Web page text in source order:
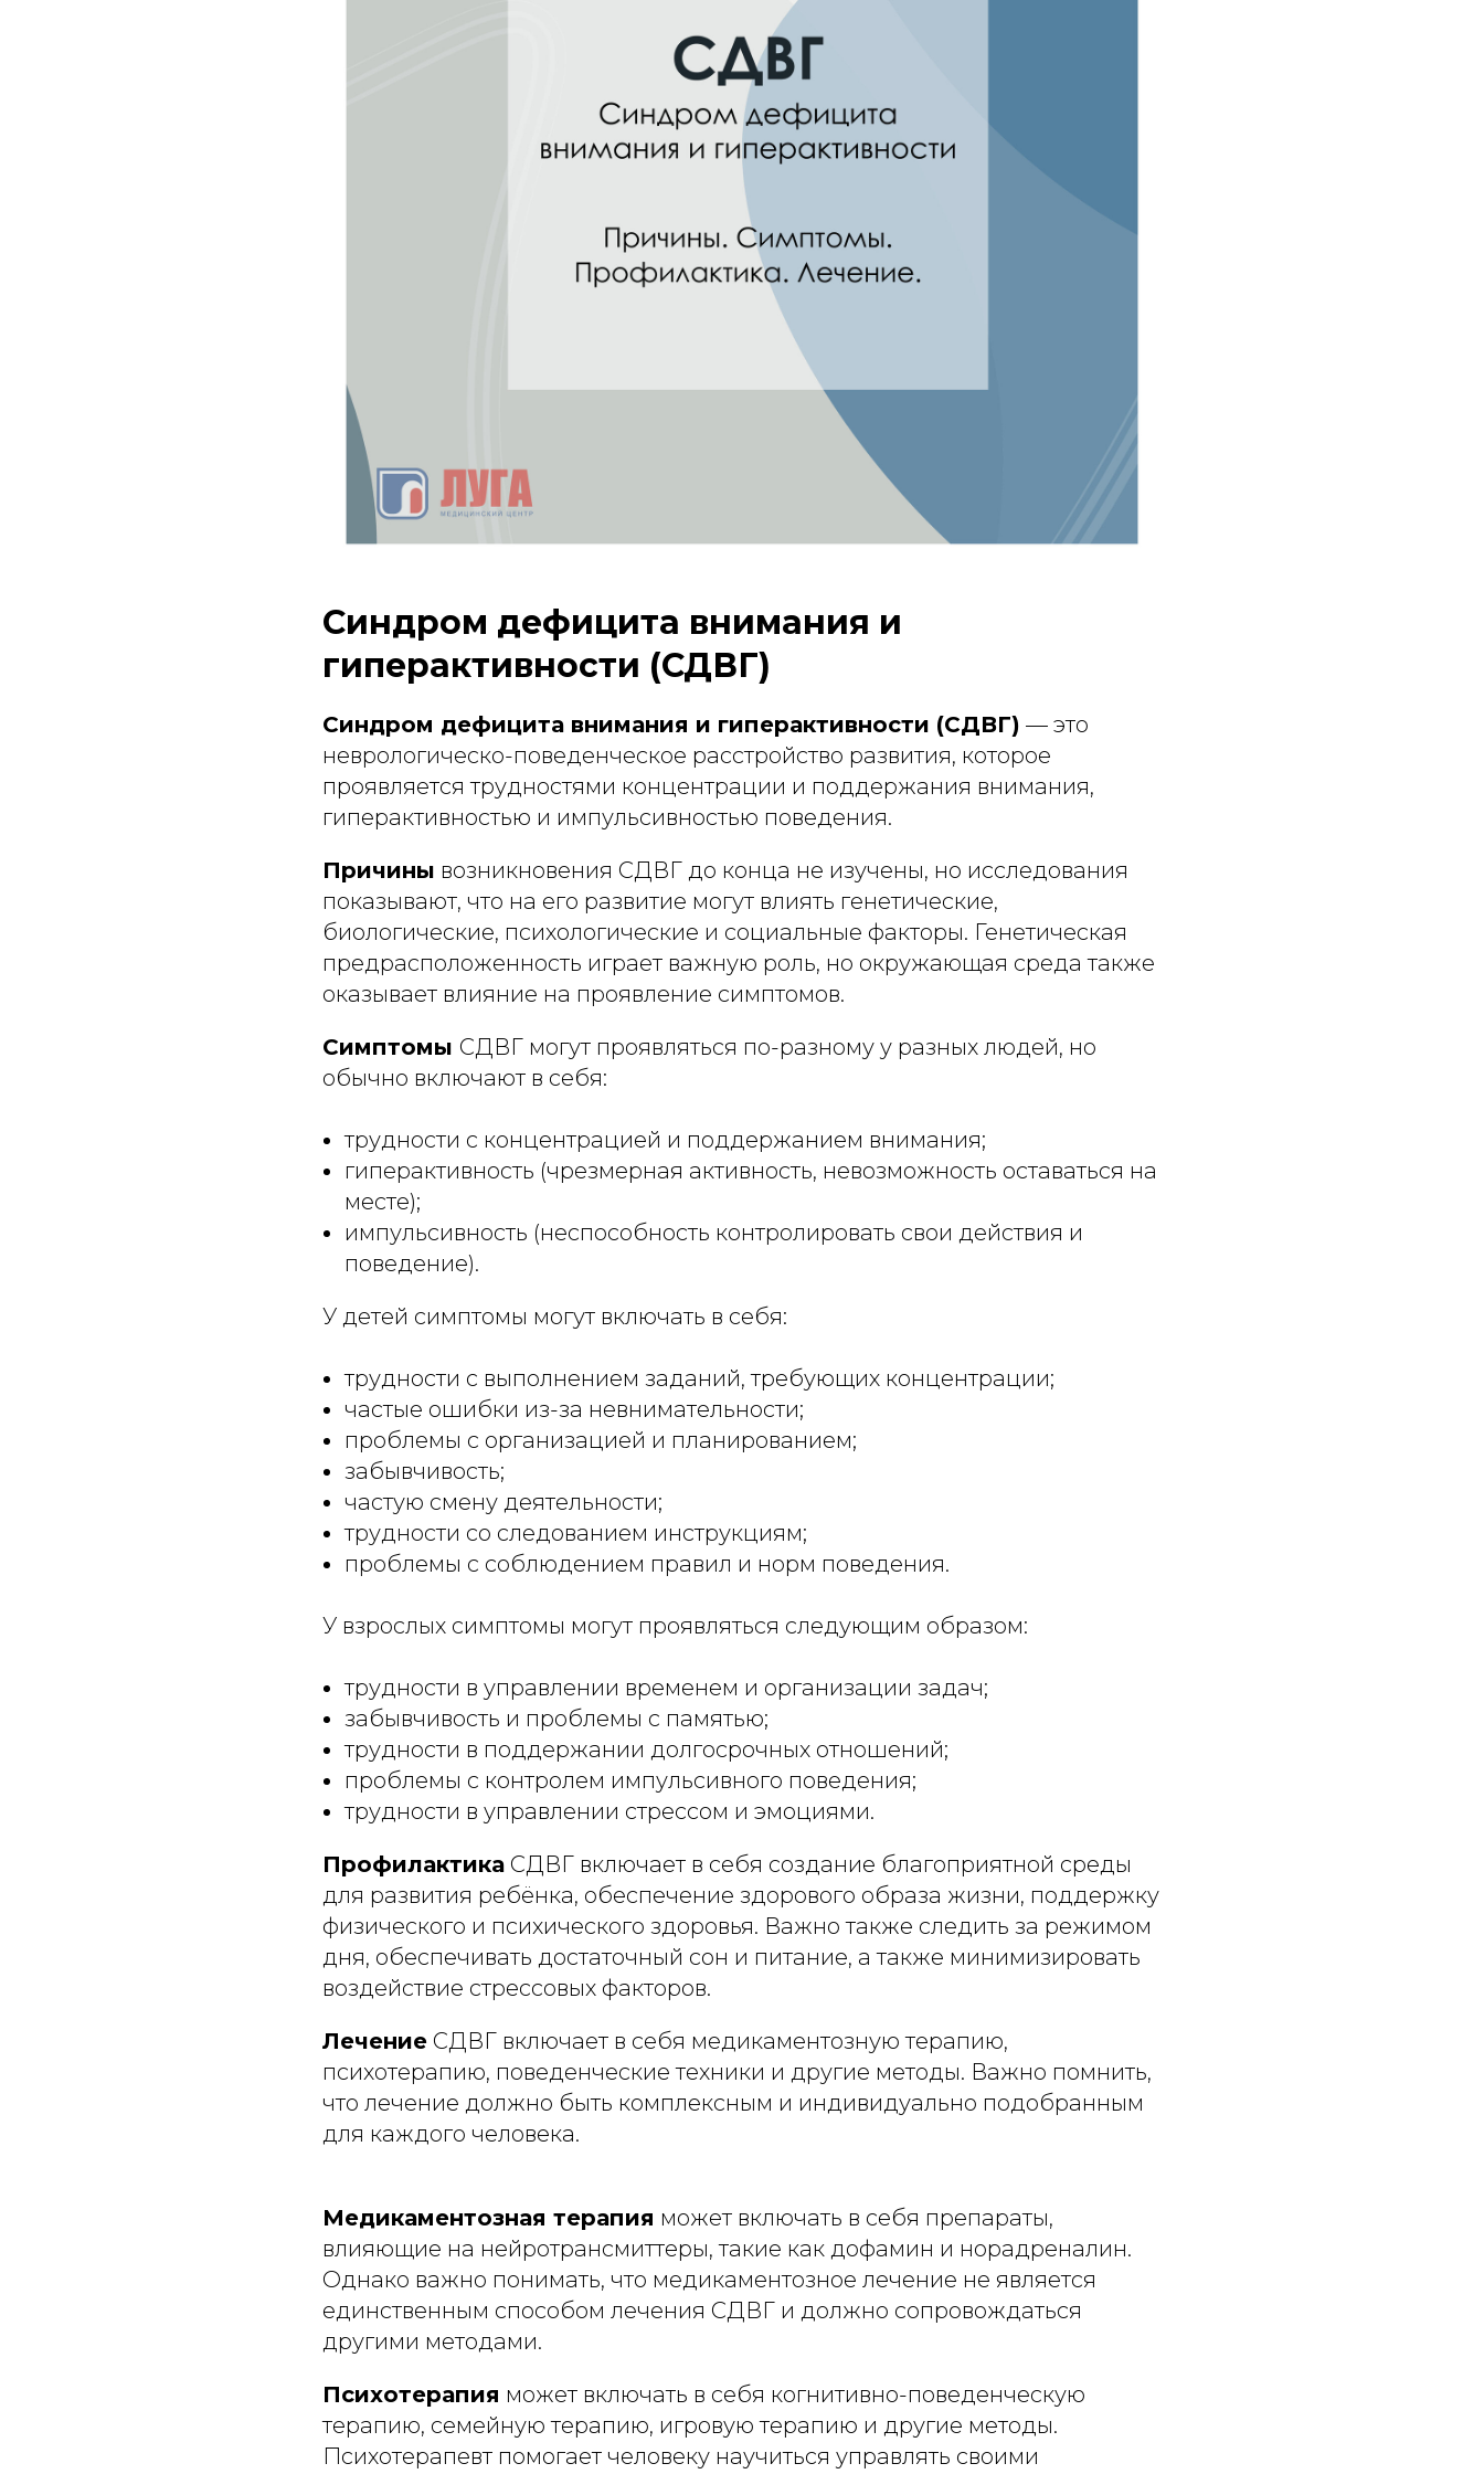
Синдром дефицита внимания и
гиперактивности (СДВГ)
Синдром дефицита внимания и гиперактивности (СДВГ) — это
неврологическо-поведенческое расстройство развития, которое
проявляется трудностями концентрации и поддержания внимания,
гиперактивностью и импульсивностью поведения.
Причины возникновения СДВГ до конца не изучены, но исследования
показывают, что на его развитие могут влиять генетические,
биологические, психологические и социальные факторы. Генетическая
предрасположенность играет важную роль, но окружающая среда также
оказывает влияние на проявление симптомов.
Симптомы СДВГ могут проявляться по-разному у разных людей, но
обычно включают в себя:
трудности с концентрацией и поддержанием внимания;
гиперактивность (чрезмерная активность, невозможность оставаться на
месте);
импульсивность (неспособность контролировать свои действия и
поведение).
У детей симптомы могут включать в себя:
трудности с выполнением заданий, требующих концентрации;
частые ошибки из-за невнимательности;
проблемы с организацией и планированием;
забывчивость;
частую смену деятельности;
трудности со следованием инструкциям;
проблемы с соблюдением правил и норм поведения.
У взрослых симптомы могут проявляться следующим образом:
трудности в управлении временем и организации задач;
забывчивость и проблемы с памятью;
трудности в поддержании долгосрочных отношений;
проблемы с контролем импульсивного поведения;
трудности в управлении стрессом и эмоциями.
Профилактика СДВГ включает в себя создание благоприятной среды
для развития ребёнка, обеспечение здорового образа жизни, поддержку
физического и психического здоровья. Важно также следить за режимом
дня, обеспечивать достаточный сон и питание, а также минимизировать
воздействие стрессовых факторов.
Лечение СДВГ включает в себя медикаментозную терапию,
психотерапию, поведенческие техники и другие методы. Важно помнить,
что лечение должно быть комплексным и индивидуально подобранным
для каждого человека.
Медикаментозная терапия может включать в себя препараты,
влияющие на нейротрансмиттеры, такие как дофамин и норадреналин.
Однако важно понимать, что медикаментозное лечение не является
единственным способом лечения СДВГ и должно сопровождаться
другими методами.
Психотерапия может включать в себя когнитивно-поведенческую
терапию, семейную терапию, игровую терапию и другие методы.
Психотерапевт помогает человеку научиться управлять своими